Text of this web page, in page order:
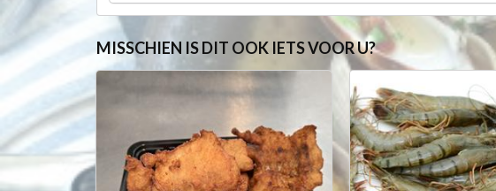
MISSCHIEN IS DIT OOK IETS VOOR U?